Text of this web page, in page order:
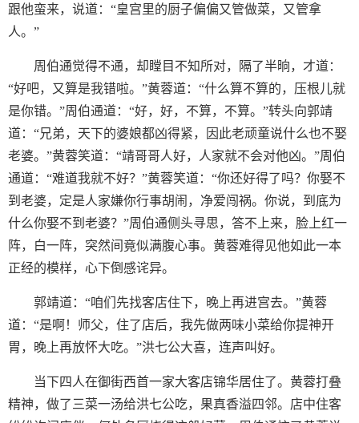
跟他蛮来，说道：“皇宫里的厨子偏偏又管做菜，又管拿
人。”
周伯通觉得不通，却瞠目不知所对，隔了半晌，才道：
“好吧，又算是我错啦。”黄蓉道：“什么算不算的，压根儿就
是你错。”周伯通道：“好，好，不算，不算。”转头向郭靖
道：“兄弟，天下的婆娘都凶得紧，因此老顽童说什么也不娶
老婆。”黄蓉笑道：“靖哥哥人好，人家就不会对他凶。”周伯
通道：“难道我就不好？”黄蓉笑道：“你还好得了吗？你娶不
到老婆，定是人家嫌你行事胡闹，净爱闯祸。你说，到底为
什么你娶不到老婆？”周伯通侧头寻思，答不上来，脸上红一
阵，白一阵，突然间竟似满腹心事。黄蓉难得见他如此一本
正经的模样，心下倒感诧异。
郭靖道：“咱们先找客店住下，晚上再进宫去。”黄蓉
道：“是啊！师父，住了店后，我先做两味小菜给你提神开
胃，晚上再放怀大吃。”洪七公大喜，连声叫好。
当下四人在御街西首一家大客店锦华居住了。黄蓉打叠
精神，做了三菜一汤给洪七公吃，果真香溢四邻。店中住客